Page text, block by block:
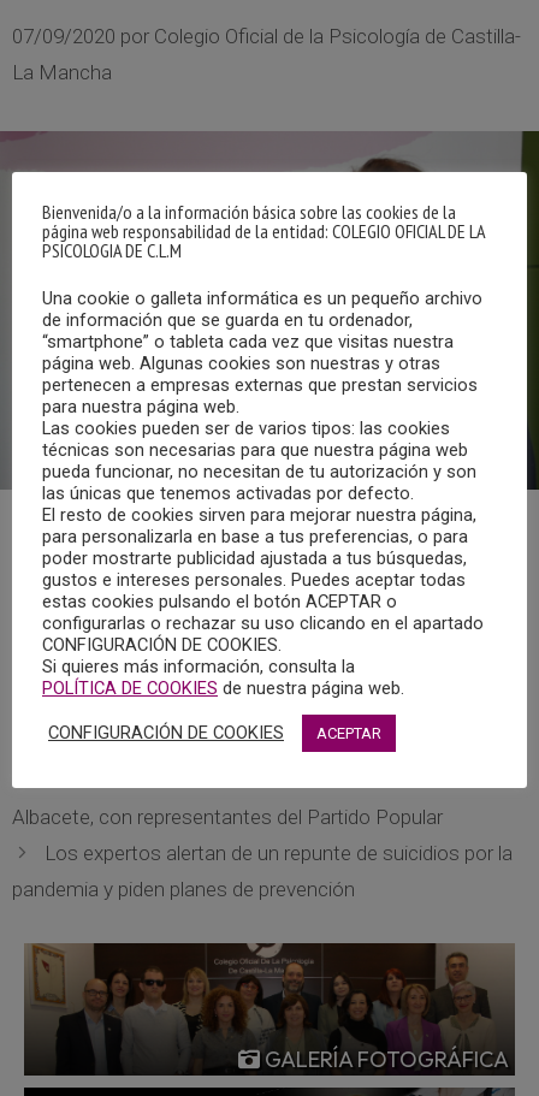
07/09/2020 por Colegio Oficial de la Psicología de Castilla-
La Mancha
La edición digital del Diario Lanza de Ciudad Real ha
publicado una entrevista a la psicóloga y miembro de la
Junta de Gobierno del Colegio Oficial de la Psicología de
Castilla-La Mancha, titulada “Entrenar a los niños para una
vuelta distinta”.
Pulsar aquí para leer la entrevista.
Albacete, con representantes del Partido Popular
Los expertos alertan de un repunte de suicidios por la
pandemia y piden planes de prevención
GALERÍA FOTOGRÁFICA
Bienvenida/o a la información básica sobre las cookies de la
página web responsabilidad de la entidad: COLEGIO OFICIAL DE LA
PSICOLOGIA DE C.L.M
Una cookie o galleta informática es un pequeño archivo
de información que se guarda en tu ordenador,
“smartphone” o tableta cada vez que visitas nuestra
página web. Algunas cookies son nuestras y otras
pertenecen a empresas externas que prestan servicios
para nuestra página web.
Las cookies pueden ser de varios tipos: las cookies
técnicas son necesarias para que nuestra página web
pueda funcionar, no necesitan de tu autorización y son
las únicas que tenemos activadas por defecto.
El resto de cookies sirven para mejorar nuestra página,
para personalizarla en base a tus preferencias, o para
poder mostrarte publicidad ajustada a tus búsquedas,
gustos e intereses personales. Puedes aceptar todas
estas cookies pulsando el botón ACEPTAR o
configurarlas o rechazar su uso clicando en el apartado
CONFIGURACIÓN DE COOKIES.
Si quieres más información, consulta la
POLÍTICA DE COOKIES de nuestra página web.
CONFIGURACIÓN DE COOKIES ACEPTAR